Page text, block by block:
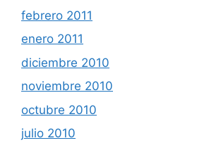
febrero 2011
enero 2011
diciembre 2010
noviembre 2010
octubre 2010
julio 2010